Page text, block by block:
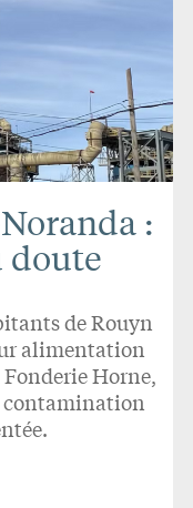
:
doute
de Rouyn
alimentation
Horne,
contamination